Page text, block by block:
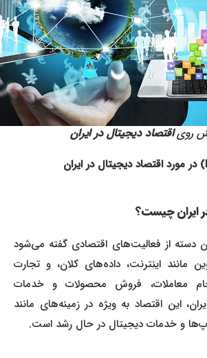
اقتصاد دیجیتال در ایران
دسته از فعالیت‌های اقتصادی گفته می‌شود
مانند اینترنت، داده‌های کلان، و تجارت
معاملات، فروش محصولات و خدمات
این اقتصاد به ویژه در زمینه‌های مانند
و خدمات دیجیتال در حال رشد است.